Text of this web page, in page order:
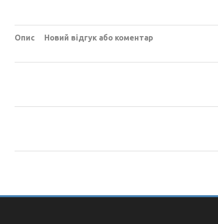
Опис Новий відгук або коментар